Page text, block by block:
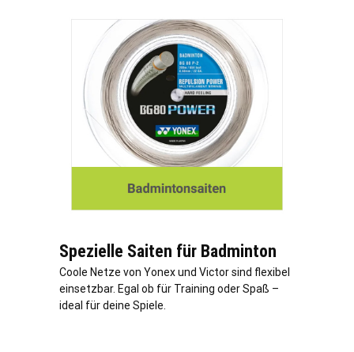
Spezielle Saiten für Badminton
Coole Netze von Yonex und Victor sind flexibel
einsetzbar. Egal ob für Training oder Spaß –
ideal für deine Spiele.